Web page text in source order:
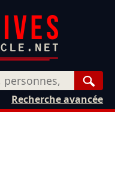
Recherche avancée